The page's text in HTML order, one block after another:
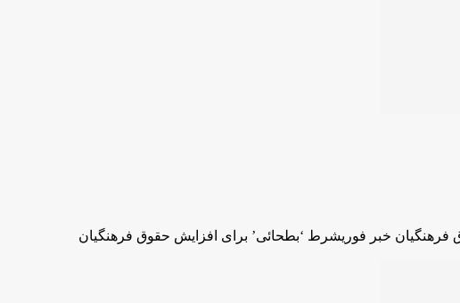
خبر فوریشرط ‘بطحائی’ برای افزایش حقوق فرهنگیان